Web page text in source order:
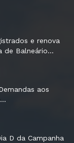
e renova
de Balneário...
aos
D da Campanha